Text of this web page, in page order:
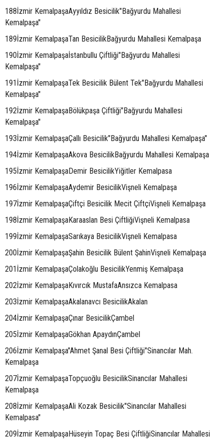
188İzmir KemalpaşaAyyıldız Besicilik"Bağyurdu Mahallesi
Kemalpaşa"
189İzmir KemalpaşaTan BesicilikBağyurdu Mahallesi Kemalpaşa
190İzmir Kemalpaşaİstanbullu Çiftliği"Bağyurdu Mahallesi
Kemalpaşa"
191İzmir KemalpaşaTek Besicilik Bülent Tek"Bağyurdu Mahallesi
Kemalpaşa"
192İzmir KemalpaşaBölükpaşa Çiftliği"Bağyurdu Mahallesi
Kemalpaşa"
193İzmir KemalpaşaÇallı Besicilik"Bağyurdu Mahallesi Kemalpaşa"
194İzmir KemalpaşaAkova BesicilikBağyurdu Mahallesi Kemalpaşa
195İzmir KemalpaşaDemir BesicilikYiğitler Kemalpasa
196İzmir KemalpaşaAydemir BesicilikVişneli Kemalpaşa
197İzmir KemalpaşaÇiftçi Besicilik Mecit ÇiftçiVişneli Kemalpaşa
198İzmir KemalpaşaKaraaslan Besi ÇiftliğiVişneli Kemalpasa
199İzmir KemalpaşaSarıkaya BesicilikVişneli Kemalpasa
200İzmir KemalpaşaŞahin Besicilik Bülent ŞahinVişneli Kemalpaşa
201İzmir KemalpaşaÇolakoğlu BesicilikYenmiş Kemalpaşa
202İzmir KemalpaşaKıvırcık MustafaAnsızca Kemalpasa
203İzmir KemalpaşaAkalanavcı BesicilikAkalan
204İzmir KemalpaşaÇınar BesicilikÇambel
205İzmir KemalpaşaGökhan ApaydınÇambel
206İzmir Kemalpaşa"Ahmet Şanal Besi Çiftliği"Sinancılar Mah.
Kemalpaşa
207İzmir KemalpaşaTopçuoğlu BesicilikSinancılar Mahallesi
Kemalpaşa
208İzmir KemalpaşaAli Kozak Besicilik"Sinancılar Mahallesi
Kemalpasa"
209İzmir KemalpaşaHüseyin Topaç Besi ÇiftliğiSinancılar Mahallesi